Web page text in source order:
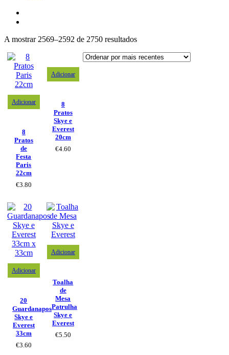
A mostrar 2569–2592 de 2750 resultados
Adicionar
8
Pratos
de
Festa
Paris
22cm
€3.80
Adicionar
8
Pratos
Skye e
Everest
20cm
€4.60
Adicionar
20
Guardanapos
Skye e
Everest
33cm
€3.60
Adicionar
Toalha
de
Mesa
Patrulha
Skye e
Everest
€5.50